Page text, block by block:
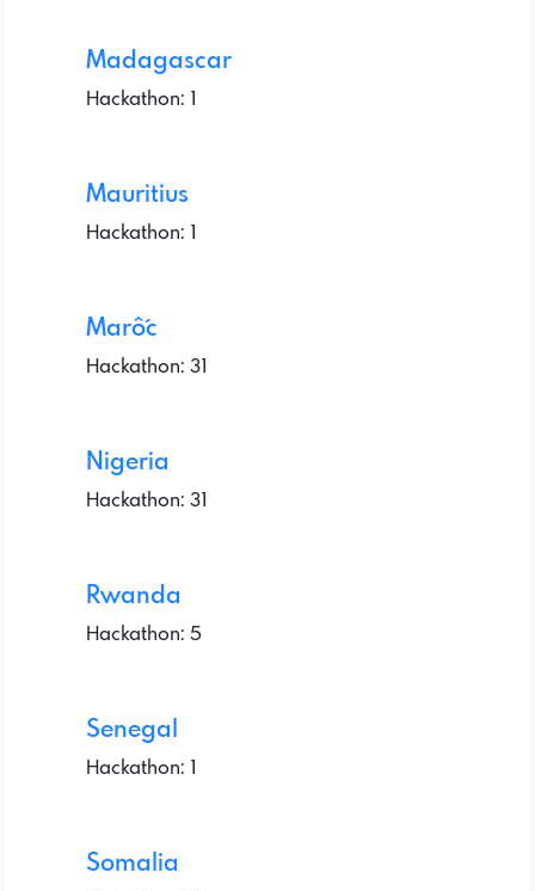
Madagascar
Hackathon: 1
Mauritius
Hackathon: 1
Marốc
Hackathon: 31
Nigeria
Hackathon: 31
Rwanda
Hackathon: 5
Senegal
Hackathon: 1
Somalia